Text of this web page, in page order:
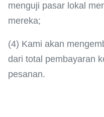
menguji pasar lokal
mereka;
(4) Kami akan
dari total pembayaran
pesanan.